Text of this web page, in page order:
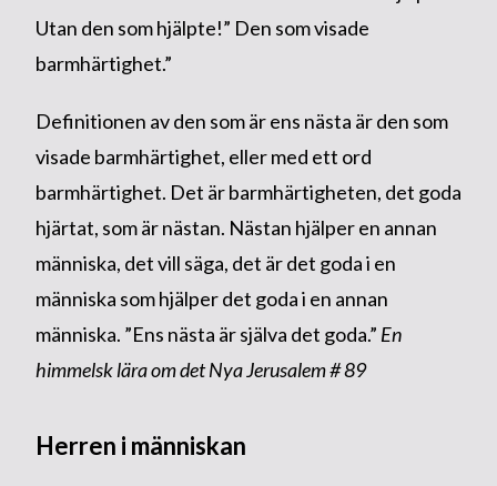
Utan den som hjälpte!” Den som visade
barmhärtighet.”
Definitionen av den som är ens nästa är den som
visade barmhärtighet, eller med ett ord
barmhärtighet. Det är barmhärtigheten, det goda
hjärtat, som är nästan. Nästan hjälper en annan
människa, det vill säga, det är det goda i en
människa som hjälper det goda i en annan
människa. ”Ens nästa är själva det goda.” En
himmelsk lära om det Nya Jerusalem # 89
Herren i människan